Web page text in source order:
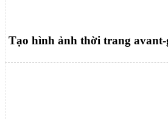
Tạo hình ảnh thời trang